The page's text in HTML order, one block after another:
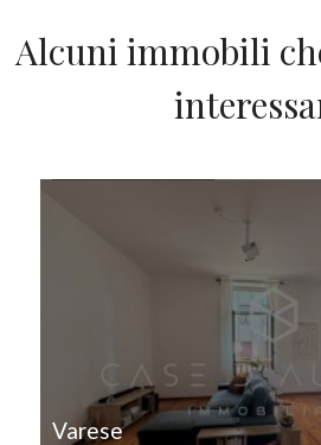
Alcuni immobili
Varese